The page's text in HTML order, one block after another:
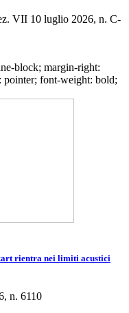
VII 10 luglio 2026, n. C-
block; margin-right:
font-weight: bold;
rientra nei limiti acustici
n. 6110